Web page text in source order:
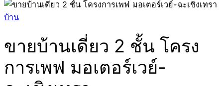
บ้าน
ขายบ้านเดี่ยว 2 ชั้น โครง
การเพฟ มอเตอร์เวย์-